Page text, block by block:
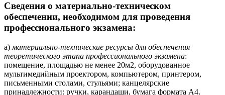
Сведения о материально-техническом
обеспечении, необходимом для проведения
профессионального экзамена:
а) материально-технические ресурсы для обеспечения
теоретического этапа профессионального экзамена:
помещение, площадью не менее 20м2, оборудованное
мультимедийным проектором, компьютером, принтером,
письменными столами, стульями; канцелярские
принадлежности: ручки, карандаши, бумага формата А4.